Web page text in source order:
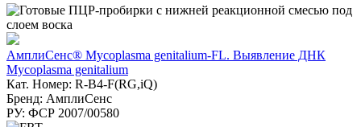
АмплиСенс® Mycoplasma genitalium-FL. Выявление ДНК
Mycoplasma genitalium
Кат. Номер: R-B4-F(RG,iQ)
Бренд: АмплиСенс
РУ: ФСР 2007/00580